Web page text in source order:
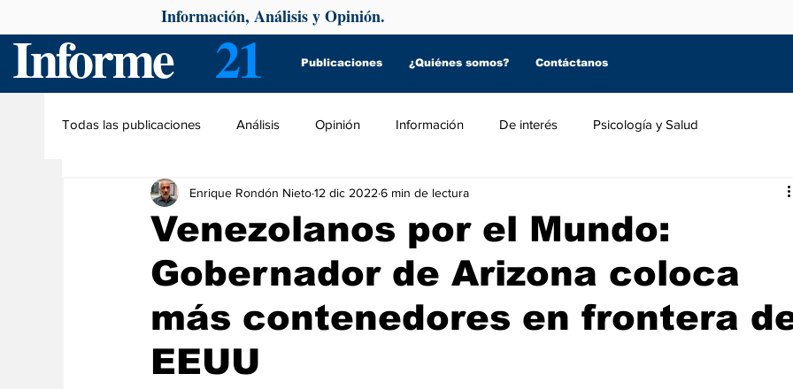
Informe 21 Publicaciones ¿Quiénes somos? Contáctanos
Información, Análisis y Opinión.
Todas las publicaciones Análisis Opinión Información De interés Psicología y Salud
Venezolanos por el Mundo:
Gobernador de Arizona coloca
más contenedores en frontera
EEUU
Enrique Rondón Nieto12 dic 2022 6 min de lectura